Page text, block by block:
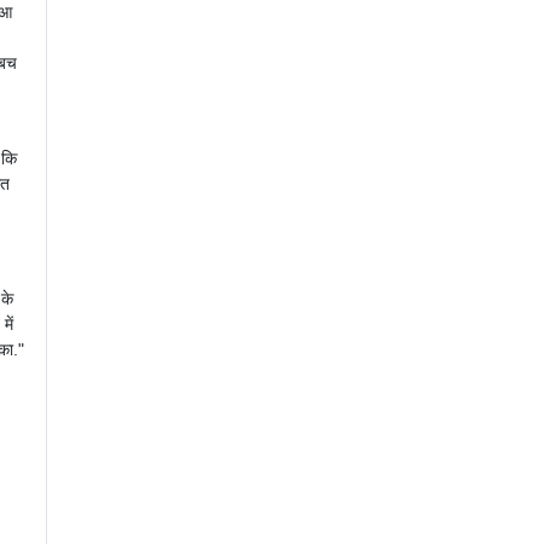
के
में